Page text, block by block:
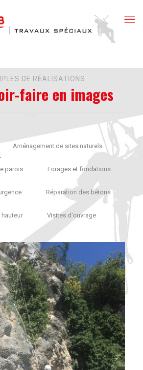
DE RÉALISATIONS
faire en images
Aménagement de sites naturels
parois Forages et fondations
Réparation des bétons
hauteur Visites d'ouvrage
parois